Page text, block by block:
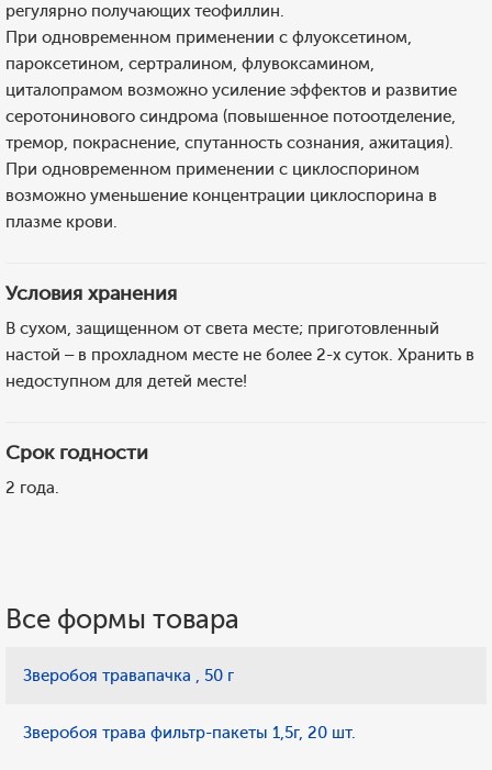
регулярно получающих теофиллин.
При одновременном применении с флуоксетином,
пароксетином, сертралином, флувоксамином,
циталопрамом возможно усиление эффектов и развитие
серотонинового синдрома (повышенное потоотделение,
тремор, покраснение, спутанность сознания, ажитация).
При одновременном применении с циклоспорином
возможно уменьшение концентрации циклоспорина в
плазме крови.
Условия хранения
В сухом, защищенном от света месте; приготовленный
настой – в прохладном месте не более 2-х суток. Хранить в
недоступном для детей месте!
Срок годности
2 года.
Все формы товара
Зверобоя травапачка , 50 г
Зверобоя трава фильтр-пакеты 1,5г, 20 шт.